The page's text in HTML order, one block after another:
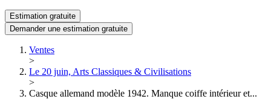
Estimation gratuite
Demander une estimation gratuite
Ventes
>
Le 20 juin, Arts Classiques & Civilisations
>
Casque allemand modèle 1942. Manque coiffe intérieur et...